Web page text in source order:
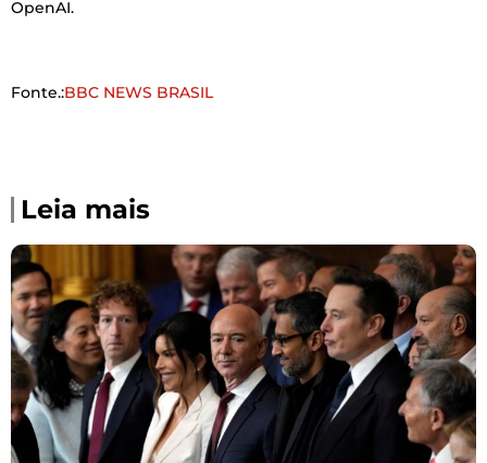
OpenAI.
Fonte.:BBC NEWS BRASIL
Leia mais